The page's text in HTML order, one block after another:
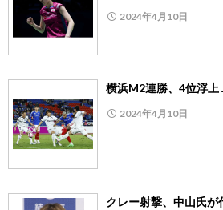
2024年4月10日
横浜M2連勝、4位浮
2024年4月10日
クレー射撃、中山氏